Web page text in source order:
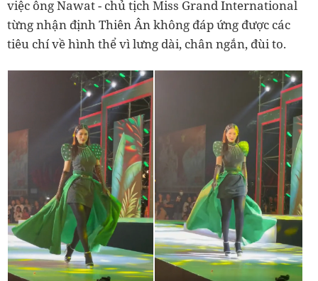
việc ông Nawat - chủ tịch Miss Grand International
từng nhận định Thiên Ân không đáp ứng được các
tiêu chí về hình thể vì lưng dài, chân ngắn, đùi to.